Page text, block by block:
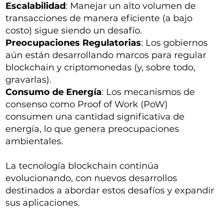
Escalabilidad: Manejar un alto volumen de
transacciones de manera eficiente (a bajo
costo) sigue siendo un desafío.
Preocupaciones Regulatorias: Los gobiernos
aún están desarrollando marcos para regular
blockchain y criptomonedas (y, sobre todo,
gravarlas).
Consumo de Energía: Los mecanismos de
consenso como Proof of Work (PoW)
consumen una cantidad significativa de
energía, lo que genera preocupaciones
ambientales.
La tecnología blockchain continúa
evolucionando, con nuevos desarrollos
destinados a abordar estos desafíos y expandir
sus aplicaciones.